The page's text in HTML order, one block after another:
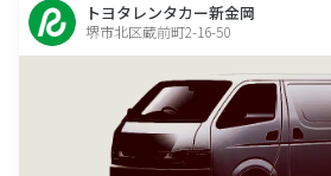
トヨタレンタカー新金岡
堺市北区蔵前町2-16-50